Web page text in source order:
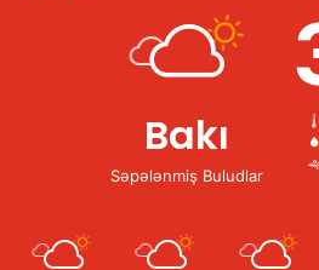
Bakı
Səpələnmiş Buludlar